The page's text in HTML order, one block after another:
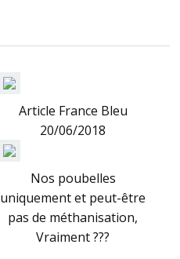
Article France Bleu
20/06/2018
Nos poubelles
uniquement et peut-être
pas de méthanisation,
Vraiment ???